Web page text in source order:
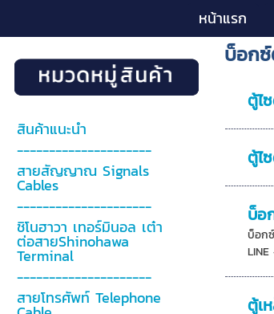
หน้าแรก
สินค้าแนะนำ
---------------------
สายสัญญาณ Signals
Cables
---------------------
ชิโนฮาวา เทอร์มินอล เต๋า
ต่อสายShinohawa
Terminal
---------------------
สายโทรศัพท์ Telephone
บ็อก
ตู้ไ
ตู้ไ
บ็อ
บ็อก
ตู้เ